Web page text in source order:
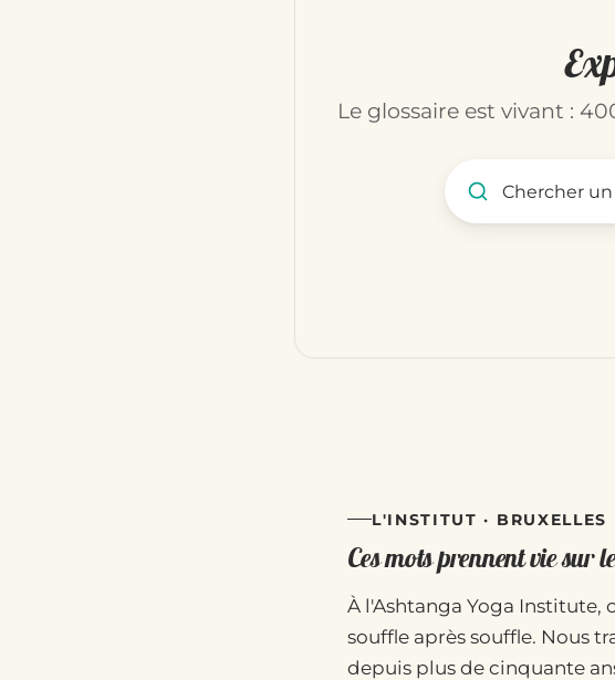
Le glossaire est vivant :
L'INSTITUT · BRUXELLES
Ces mots prennent vie sur
À l'Ashtanga Yoga Institute,
souffle après souffle. Nous
depuis plus de cinquante